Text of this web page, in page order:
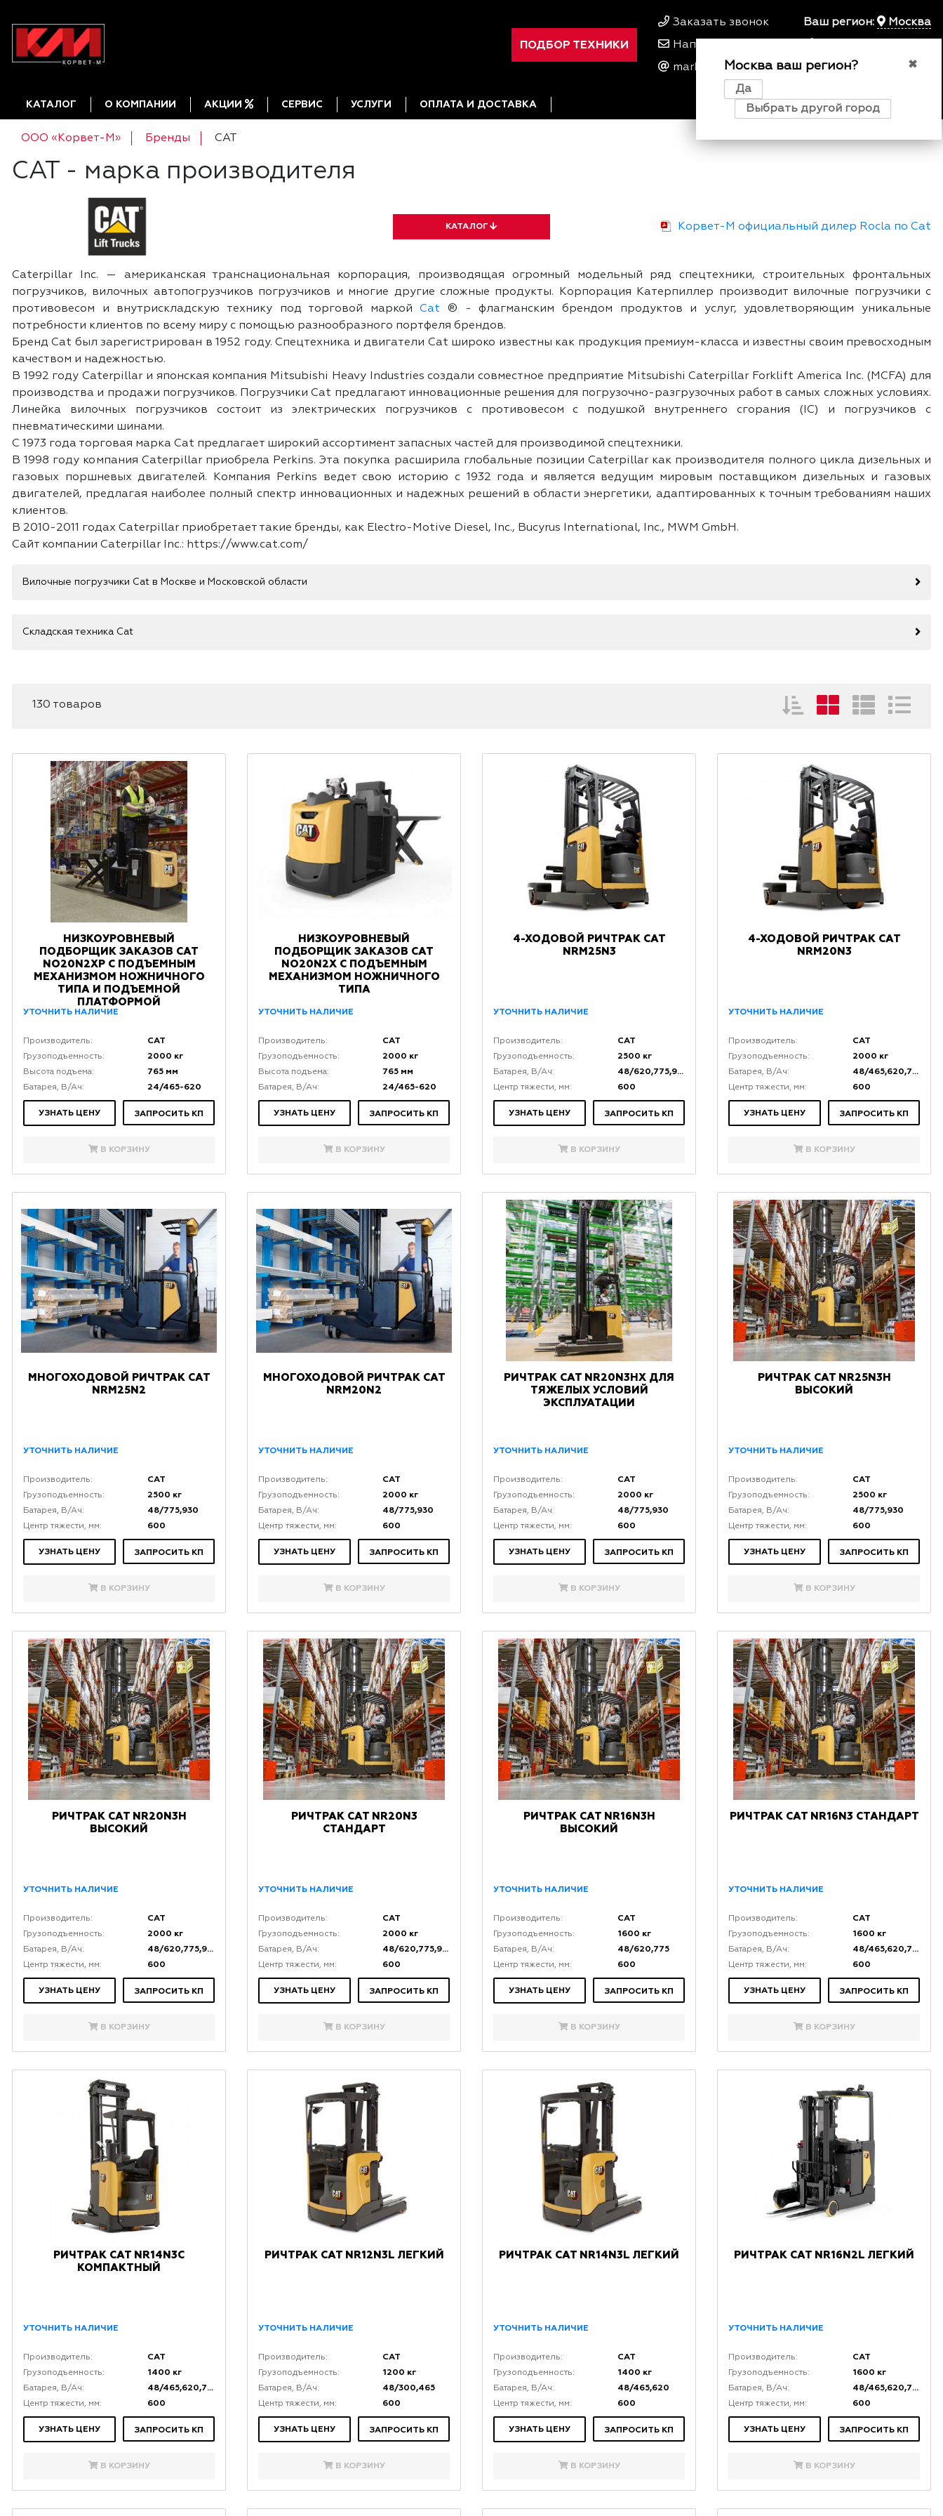
ПОДБОР ТЕХНИКИ
Заказать звонок
Написать нам
marketing@kfork.ru
Ваш регион: Москва
✖
Москва ваш регион?
Да
Выбрать другой город
Пн-Пт 9
00
КАТАЛОГ О КОМПАНИИ АКЦИИ СЕРВИС УСЛУГИ ОПЛАТА И ДОСТАВКА 0
ООО «Корвет-М» Бренды CAT
CAT - марка производителя
КАТАЛОГ Корвет-М официальный дилер Rocla по Cat
Caterpillar Inc. — американская транснациональная корпорация, производящая огромный модельный ряд спецтехники, строительных фронтальных
погрузчиков, вилочных автопогрузчиков погрузчиков и многие другие сложные продукты. Корпорация Катерпиллер производит вилочные погрузчики с
противовесом и внутрискладскую технику под торговой маркойCat ® - флагманским брендом продуктов и услуг, удовлетворяющим уникальные
потребности клиентов по всему миру с помощью разнообразного портфеля брендов.
Бренд Cat был зарегистрирован в 1952 году. Спецтехника и двигатели Cat широко известны как продукция премиум-класса и известны своим превосходным
качеством и надежностью.
В 1992 году Caterpillar и японская компания Mitsubishi Heavy Industries создали совместное предприятие Mitsubishi Caterpillar Forklift America Inc. (MCFA) для
производства и продажи погрузчиков. Погрузчики Cat предлагают инновационные решения для погрузочно-разгрузочных работ в самых сложных условиях.
Линейка вилочных погрузчиков состоит из электрических погрузчиков с противовесом с подушкой внутреннего сгорания (IC) и погрузчиков с
пневматическими шинами.
С 1973 года торговая марка Cat предлагает широкий ассортимент запасных частей для производимой спецтехники.
В 1998 году компания Caterpillar приобрела Perkins. Эта покупка расширила глобальные позиции Caterpillar как производителя полного цикла дизельных и
газовых поршневых двигателей. Компания Perkins ведет свою историю с 1932 года и является ведущим мировым поставщиком дизельных и газовых
двигателей, предлагая наиболее полный спектр инновационных и надежных решений в области энергетики, адаптированных к точным требованиям наших
клиентов.
В 2010-2011 годах Caterpillar приобретает такие бренды, как Electro-Motive Diesel, Inc., Bucyrus International, Inc., MWM GmbH.
Сайт компании Caterpillar Inc.: https://www.cat.com/
Вилочные погрузчики Cat в Москве и Московской области
Складская техника Cat
130 товаров
НИЗКОУРОВНЕВЫЙ
ПОДБОРЩИК ЗАКАЗОВ CAT
NO20N2XP С ПОДЪЕМНЫМ
МЕХАНИЗМОМ НОЖНИЧНОГО
ТИПА И ПОДЪЕМНОЙ
ПЛАТФОРМОЙ
УТОЧНИТЬ НАЛИЧИЕ
Производитель: CAT
Грузоподъемность: 2000 кг
Высота подъема: 765 мм
Батарея, В/Ач: 24/465-620
УЗНАТЬ ЦЕНУ ЗАПРОСИТЬ КП
В КОРЗИНУ
НИЗКОУРОВНЕВЫЙ
ПОДБОРЩИК ЗАКАЗОВ CAT
NO20N2X С ПОДЪЕМНЫМ
МЕХАНИЗМОМ НОЖНИЧНОГО
ТИПА
УТОЧНИТЬ НАЛИЧИЕ
Производитель: CAT
Грузоподъемность: 2000 кг
Высота подъема: 765 мм
Батарея, В/Ач: 24/465-620
УЗНАТЬ ЦЕНУ ЗАПРОСИТЬ КП
В КОРЗИНУ
4-ХОДОВОЙ РИЧТРАК CAT
NRM25N3
УТОЧНИТЬ НАЛИЧИЕ
Производитель: CAT
Грузоподъемность: 2500 кг
Батарея, В/Ач: 48/620,775,930
Центр тяжести, мм: 600
УЗНАТЬ ЦЕНУ ЗАПРОСИТЬ КП
В КОРЗИНУ
4-ХОДОВОЙ РИЧТРАК CAT
NRM20N3
УТОЧНИТЬ НАЛИЧИЕ
Производитель: CAT
Грузоподъемность: 2000 кг
Батарея, В/Ач: 48/465,620,775,930
Центр тяжести, мм: 600
УЗНАТЬ ЦЕНУ ЗАПРОСИТЬ КП
В КОРЗИНУ
МНОГОХОДОВОЙ РИЧТРАК CAT
NRM25N2
УТОЧНИТЬ НАЛИЧИЕ
Производитель: CAT
Грузоподъемность: 2500 кг
Батарея, В/Ач: 48/775,930
Центр тяжести, мм: 600
УЗНАТЬ ЦЕНУ ЗАПРОСИТЬ КП
В КОРЗИНУ
МНОГОХОДОВОЙ РИЧТРАК CAT
NRM20N2
УТОЧНИТЬ НАЛИЧИЕ
Производитель: CAT
Грузоподъемность: 2000 кг
Батарея, В/Ач: 48/775,930
Центр тяжести, мм: 600
УЗНАТЬ ЦЕНУ ЗАПРОСИТЬ КП
В КОРЗИНУ
РИЧТРАК CAT NR20N3HX ДЛЯ
ТЯЖЕЛЫХ УСЛОВИЙ
ЭКСПЛУАТАЦИИ
УТОЧНИТЬ НАЛИЧИЕ
Производитель: CAT
Грузоподъемность: 2000 кг
Батарея, В/Ач: 48/775,930
Центр тяжести, мм: 600
УЗНАТЬ ЦЕНУ ЗАПРОСИТЬ КП
В КОРЗИНУ
РИЧТРАК CAT NR25N3H
ВЫСОКИЙ
УТОЧНИТЬ НАЛИЧИЕ
Производитель: CAT
Грузоподъемность: 2500 кг
Батарея, В/Ач: 48/775,930
Центр тяжести, мм: 600
УЗНАТЬ ЦЕНУ ЗАПРОСИТЬ КП
В КОРЗИНУ
РИЧТРАК CAT NR20N3H
ВЫСОКИЙ
УТОЧНИТЬ НАЛИЧИЕ
Производитель: CAT
Грузоподъемность: 2000 кг
Батарея, В/Ач: 48/620,775,930
Центр тяжести, мм: 600
УЗНАТЬ ЦЕНУ ЗАПРОСИТЬ КП
В КОРЗИНУ
РИЧТРАК CAT NR20N3
СТАНДАРТ
УТОЧНИТЬ НАЛИЧИЕ
Производитель: CAT
Грузоподъемность: 2000 кг
Батарея, В/Ач: 48/620,775,930
Центр тяжести, мм: 600
УЗНАТЬ ЦЕНУ ЗАПРОСИТЬ КП
В КОРЗИНУ
РИЧТРАК CAT NR16N3H
ВЫСОКИЙ
УТОЧНИТЬ НАЛИЧИЕ
Производитель: CAT
Грузоподъемность: 1600 кг
Батарея, В/Ач: 48/620,775
Центр тяжести, мм: 600
УЗНАТЬ ЦЕНУ ЗАПРОСИТЬ КП
В КОРЗИНУ
РИЧТРАК CAT NR16N3 СТАНДАРТ
УТОЧНИТЬ НАЛИЧИЕ
Производитель: CAT
Грузоподъемность: 1600 кг
Батарея, В/Ач: 48/465,620,775
Центр тяжести, мм: 600
УЗНАТЬ ЦЕНУ ЗАПРОСИТЬ КП
В КОРЗИНУ
РИЧТРАК CAT NR14N3C
КОМПАКТНЫЙ
УТОЧНИТЬ НАЛИЧИЕ
Производитель: CAT
Грузоподъемность: 1400 кг
Батарея, В/Ач: 48/465,620,775
Центр тяжести, мм: 600
УЗНАТЬ ЦЕНУ ЗАПРОСИТЬ КП
В КОРЗИНУ
РИЧТРАК CAT NR12N3L ЛЕГКИЙ
УТОЧНИТЬ НАЛИЧИЕ
Производитель: CAT
Грузоподъемность: 1200 кг
Батарея, В/Ач: 48/300,465
Центр тяжести, мм: 600
УЗНАТЬ ЦЕНУ ЗАПРОСИТЬ КП
В КОРЗИНУ
РИЧТРАК CAT NR14N3L ЛЕГКИЙ
УТОЧНИТЬ НАЛИЧИЕ
Производитель: CAT
Грузоподъемность: 1400 кг
Батарея, В/Ач: 48/465,620
Центр тяжести, мм: 600
УЗНАТЬ ЦЕНУ ЗАПРОСИТЬ КП
В КОРЗИНУ
РИЧТРАК CAT NR16N2L ЛЕГКИЙ
УТОЧНИТЬ НАЛИЧИЕ
Производитель: CAT
Грузоподъемность: 1600 кг
Батарея, В/Ач: 48/465,620,775
Центр тяжести, мм: 600
УЗНАТЬ ЦЕНУ ЗАПРОСИТЬ КП
В КОРЗИНУ